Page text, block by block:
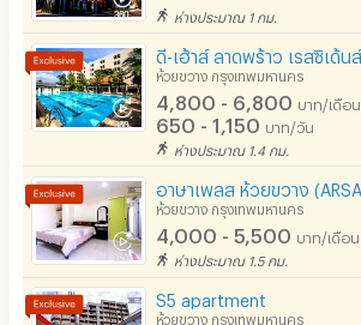
ห่างประมาณ 1 กม.
ห้วยขวาง กรุงเทพมหานคร
4,800 - 6,800 บาท/เดือน
650 - 1,150 บาท/วัน
ห่างประมาณ 1.4 กม.
ห้วยขวาง กรุงเทพมหานคร
4,000 - 5,500 บาท/เดือน
ห่างประมาณ 1.5 กม.
S5 apartment
ห้วยขวาง กรุงเทพมหานคร